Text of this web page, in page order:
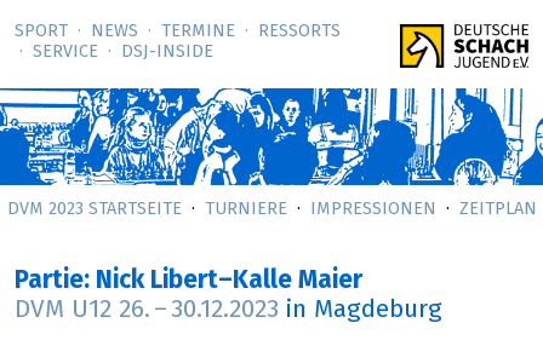
SPORT NEWS TERMINE
RESSORTS
SERVICE
DSJ-­INSIDE
DVM 2023 STARTSEITE TURNIERE IMPRESSIONEN ZEITPLAN
Partie: Nick Libert–Kalle Maier
DVM U12 26. – 30.12.2023 in Magdeburg